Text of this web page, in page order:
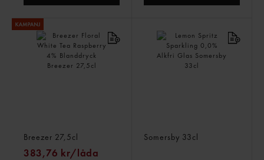
Breezer 27,5cl
383,76 kr/låda
Somersby 33cl